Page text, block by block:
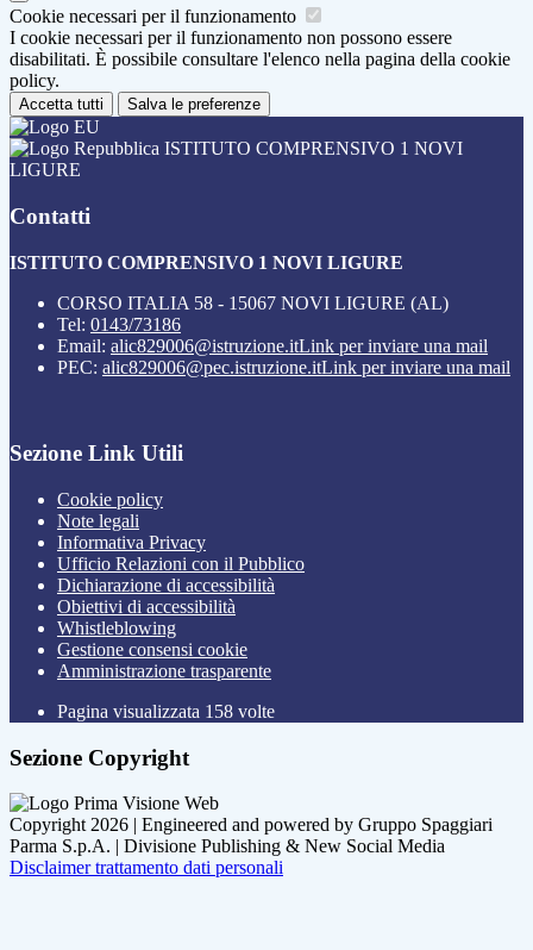
Cookie necessari per il funzionamento
I cookie necessari per il funzionamento non possono essere
disabilitati. È possibile consultare l'elenco nella pagina della cookie
policy.
Accetta tutti Salva le preferenze
ISTITUTO COMPRENSIVO 1 NOVI
LIGURE
Contatti
ISTITUTO COMPRENSIVO 1 NOVI LIGURE
CORSO ITALIA 58 - 15067 NOVI LIGURE (AL)
Tel: 0143/73186
Email: alic829006@istruzione.itLink per inviare una mail
PEC: alic829006@pec.istruzione.itLink per inviare una mail
Sezione Link Utili
Cookie policy
Note legali
Informativa Privacy
Ufficio Relazioni con il Pubblico
Dichiarazione di accessibilità
Obiettivi di accessibilità
Whistleblowing
Gestione consensi cookie
Amministrazione trasparente
Pagina visualizzata 158 volte
Sezione Copyright
Copyright 2026 | Engineered and powered by Gruppo Spaggiari
Parma S.p.A. | Divisione Publishing & New Social Media
Disclaimer trattamento dati personali